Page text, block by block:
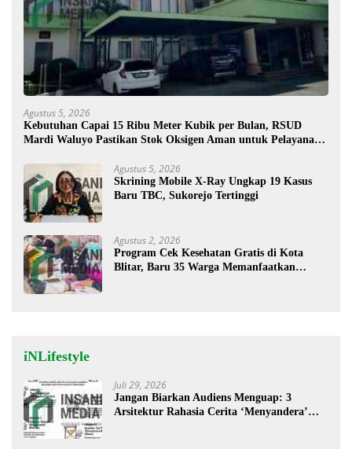
Agustus 5, 2026
Kebutuhan Capai 15 Ribu Meter Kubik per Bulan, RSUD
Mardi Waluyo Pastikan Stok Oksigen Aman untuk Pelayanan
Agustus 5, 2026
Skrining Mobile X-Ray Ungkap 19 Kasus
Baru TBC, Sukorejo Tertinggi
Agustus 2, 2026
Program Cek Kesehatan Gratis di Kota
Blitar, Baru 35 Warga Memanfaatkan
iNLifestyle
Juli 29, 2026
Jangan Biarkan Audiens Menguap: 3
Arsitektur Rahasia Cerita ‘Menyandera’